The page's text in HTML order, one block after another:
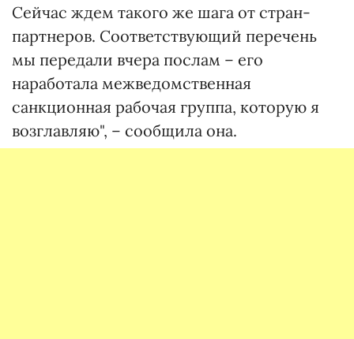
Сейчас ждем такого же шага от стран-
партнеров. Соответствующий перечень
мы передали вчера послам – его
наработала межведомственная
санкционная рабочая группа, которую я
возглавляю", – сообщила она.